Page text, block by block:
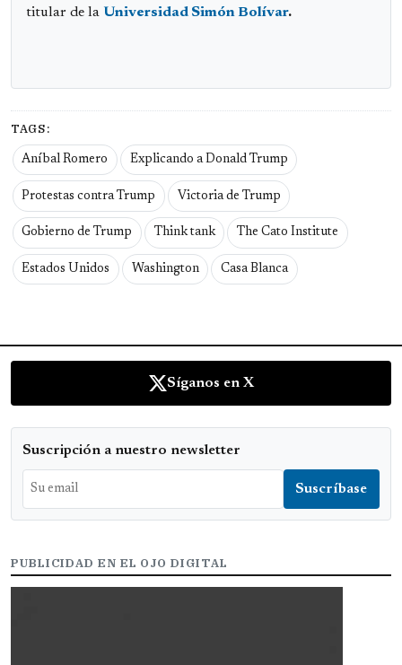
titular de la Universidad Simón Bolívar.
TAGS:
Aníbal Romero Explicando a Donald Trump
Protestas contra Trump Victoria de Trump
Gobierno de Trump Think tank The Cato Institute
Estados Unidos Washington Casa Blanca
Síganos en X
Suscripción a nuestro newsletter
PUBLICIDAD EN EL OJO DIGITAL